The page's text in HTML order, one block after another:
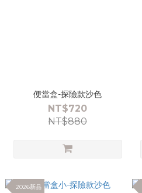
便當盒-探險款沙色
NT$720
NT$880
2026新品